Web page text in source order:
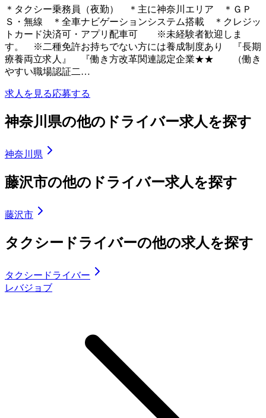
＊タクシー乗務員（夜勤） ＊主に神奈川エリア ＊ＧＰ
Ｓ・無線 ＊全車ナビゲーションシステム搭載 ＊クレジッ
トカード決済可・アプリ配車可 ※未経験者歓迎しま
す。 ※二種免許お持ちでない方には養成制度あり 『長期
療養両立求人』 『働き方改革関連認定企業★★ （働き
やすい職場認証二…
求人を見る応募する
神奈川県の他のドライバー求人を探す
神奈川県
藤沢市の他のドライバー求人を探す
藤沢市
タクシードライバーの他の求人を探す
タクシードライバー
レバジョブ